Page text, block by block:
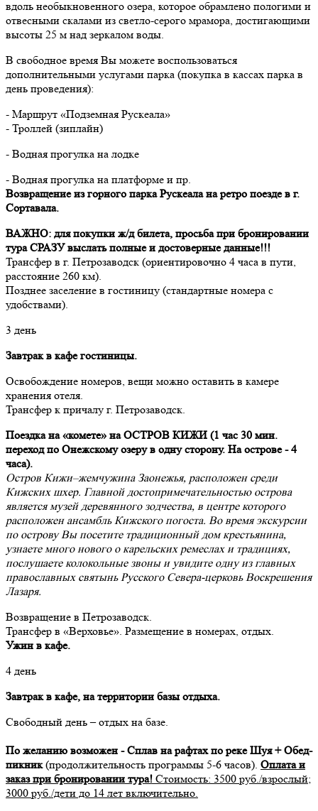
вдоль необыкновенного озера, которое обрамлено пологими и
отвесными скалами из светло-серого мрамора, достигающими
высоты 25 м над зеркалом воды.
В свободное время Вы можете воспользоваться
дополнительными услугами парка (покупка в кассах парка в
день проведения):
- Маршрут «Подземная Рускеала»
- Троллей (зиплайн)
- Водная прогулка на лодке
- Водная прогулка на платформе и пр.
Возвращение из горного парка Рускеала на ретро поезде в г.
Сортавала.
ВАЖНО: для покупки ж/д билета, просьба при бронировании
тура СРАЗУ выслать полные и достоверные данные!!!
Трансфер в г. Петрозаводск (ориентировочно 4 часа в пути,
расстояние 260 км).
Позднее заселение в гостиницу (стандартные номера с
удобствами).
3 день
Завтрак в кафе гостиницы.
Освобождение номеров, вещи можно оставить в камере
хранения отеля.
Трансфер к причалу г. Петрозаводск.
Поездка на «комете» на ОСТРОВ КИЖИ (1 час 30 мин.
переход по Онежскому озеру в одну сторону. На острове - 4
часа).
Остров Кижи–жемчужина Заонежья, расположен среди
Кижских шхер. Главной достопримечательностью острова
является музей деревянного зодчества, в центре которого
расположен ансамбль Кижского погоста. Во время экскурсии
по острову Вы посетите традиционный дом крестьянина,
узнаете много нового о карельских ремеслах и традициях,
послушаете колокольные звоны и увидите одну из главных
православных святынь Русского Севера-церковь Воскрешения
Лазаря.
Возвращение в Петрозаводск.
Трансфер в «Верховье». Размещение в номерах, отдых.
Ужин в кафе.
4 день
Завтрак в кафе, на территории базы отдыха.
Свободный день – отдых на базе.
По желанию возможен - Сплав на рафтах по реке Шуя + Обед-
пикник(продолжительность программы 5-6 часов). Оплата и
заказ при бронировании тура! Стоимость: 3500 руб./взрослый;
3000 руб./дети до 14 лет включительно.